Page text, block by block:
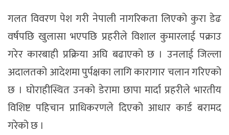
गलत विवरण पेश गरी नेपाली नागरिकता लिएको कुरा डेढ
वर्षपछि खुलासा भएपछि प्रहरीले विशाल कुमारलाई पक्राउ
गरेर कारबाही प्रक्रिया अघि बढाएको छ । उनलाई जिल्ला
अदालतको आदेशमा पुर्पक्षका लागि कारागार चलान गरिएको
छ । घोराहीस्थित उनको डेरामा छापा मार्दा प्रहरीले भारतीय
विशिष्ट पहिचान प्राधिकरणले दिएको आधार कार्ड बरामद
गरेको छ ।